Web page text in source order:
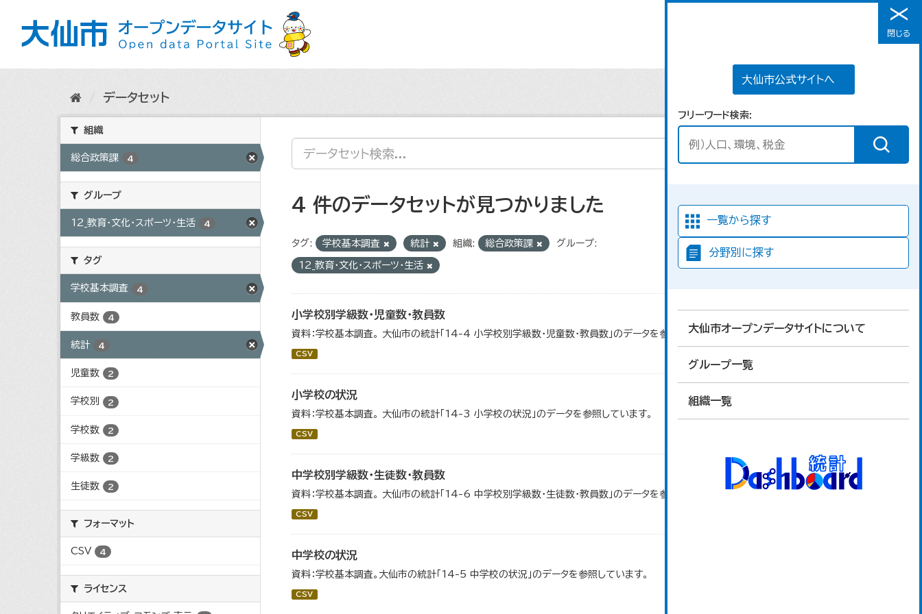
メニュー
大仙市公式サイトへ
フリーワード検索
一覧から探す
分野別に探す
大仙市オープンデータサイトについて
グループ一覧
組織一覧
閉じる
データセット
組織
総合政策課 4
グループ
12_教育・文化・スポーツ・生活 4
タグ
学校基本調査 4
教員数 4
統計 4
児童数 2
学校別 2
学校数 2
学級数 2
生徒数 2
フォーマット
CSV 4
ライセンス
4 件のデータセットが見つかりました
タグ: 学校基本調査 統計 組織: 総合政策課 グループ:
12_教育・文化・スポーツ・生活
小学校別学級数・児童数・教員数
資料：学校基本調査。 大仙市の統計「14-4 小学校別学級数・児童数・教員数」のデータを参照しています。
CSV
小学校の状況
資料：学校基本調査。 大仙市の統計「14-3 小学校の状況」のデータを参照しています。
CSV
中学校別学級数・生徒数・教員数
資料：学校基本調査。 大仙市の統計「14-6 中学校別学級数・生徒数・教員数」のデータを参照しています。
CSV
中学校の状況
資料：学校基本調査。大仙市の統計「14-5 中学校の状況」のデータを参照しています。
CSV